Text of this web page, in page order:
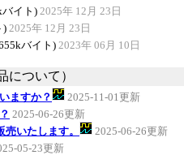
バイト) 2025年 12月 23日
)2025年 12月 23日
バイト) 2023年 06月 10日
について）
ますか？
2025-11-01更新
2025-06-26更新
いたします。
2025-06-26更新
05-23更新